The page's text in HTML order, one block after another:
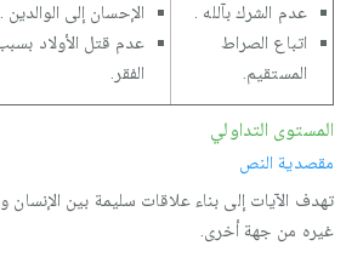
عدم الشرك بآلله .
اتباع الصراط
المستقيم.
الإحسان إلى الوالدين .
عدم قتل الأولاد
الفقر.
المستوى التداولي
مقصدية النص
تهدف الآيات إلى بناء علاقات سليمة بين الإنسان
غيره من جهة أخرى.